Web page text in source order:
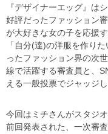
『デザイナーエッグ』は
好評だったファッション
が大好きな女の子を応援
「自分(達)の洋服を作り
ったファッション界の次
線で活躍する審査員と、
える一般投票でジャッジし
今回はミチさんがスタジオ
前回発表された、一次審